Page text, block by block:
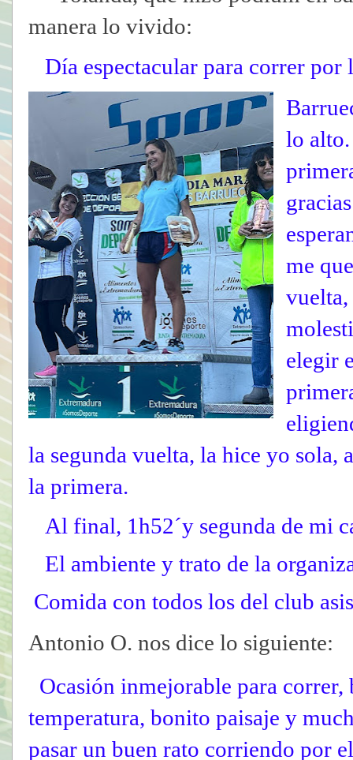
manera lo vivido:
Día espectacular para correr
lo
me
vuelta,
elegir
la segunda vuelta, la hice yo sola,
la primera.
Al final, 1h52´y segunda de mi
El ambiente y trato de la
Comida con todos los del club
Antonio O. nos dice lo siguiente:
Ocasión inmejorable para
temperatura, bonito paisaje y
pasar un buen rato corriendo por